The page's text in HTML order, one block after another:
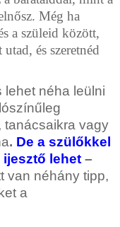
Még ha
a szüleid között,
és szeretnéd
lehet néha leülni
vagy
. De a szülőkkel
lehet –
van néhány tipp,
a